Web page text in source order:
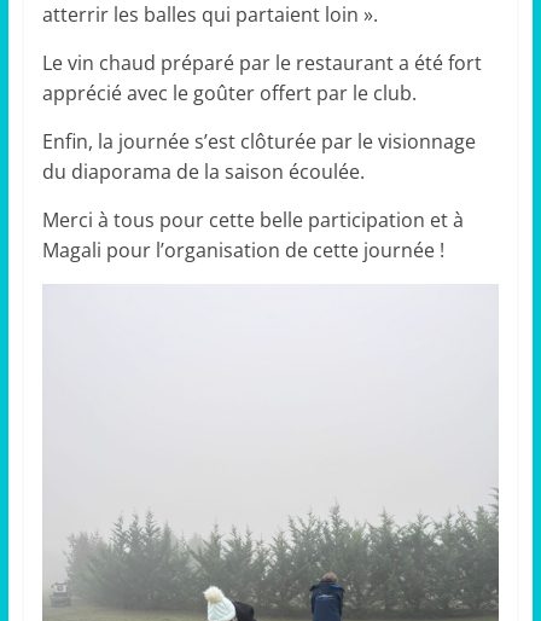
atterrir les balles qui partaient loin ».
Le vin chaud préparé par le restaurant a été fort
apprécié avec le goûter offert par le club.
Enfin, la journée s’est clôturée par le visionnage
du diaporama de la saison écoulée.
Merci à tous pour cette belle participation et à
Magali pour l’organisation de cette journée !